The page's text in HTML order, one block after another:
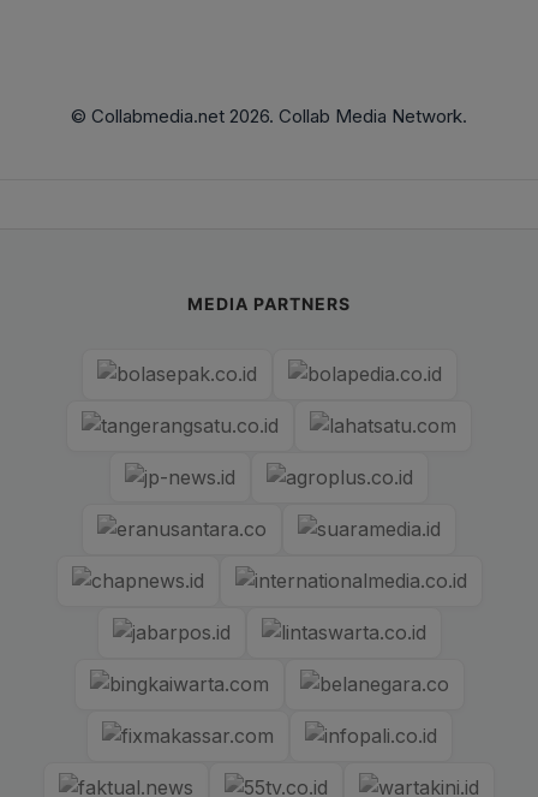
© Collabmedia.net 2026. Collab Media Network.
MEDIA PARTNERS